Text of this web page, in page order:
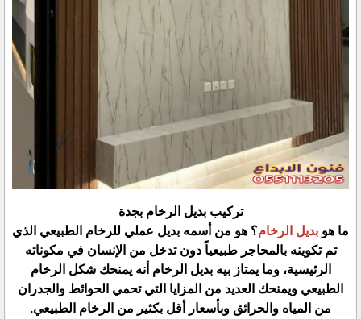
تركيب بديل الرخام بجدة
ما هو بديل الرخام؟ هو من أسمه بديل عملي للرخام الطبيعي الذي
تم تكوينه بالمحاجر طبيعياً دون تدخل من الإنسان في مكوناته
الرئيسية، وما يمتاز بيه بديل الرخام أنه يمنحك شكل الرخام
الطبيعي ويمنحك العديد من المزايا التي تحمي الحوائط والجدران
من المياه والحرائق وبأسعار أقل بكثير من الرخام الطبيعي.